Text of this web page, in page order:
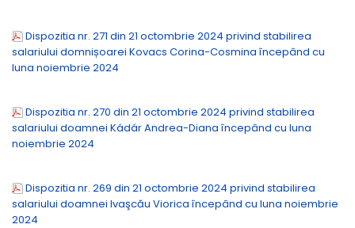
Dispozitia nr. 271 din 21 octombrie 2024 privind stabilirea
salariului domnișoarei Kovacs Corina-Cosmina începând cu
luna noiembrie 2024
Dispozitia nr. 270 din 21 octombrie 2024 privind stabilirea
salariului doamnei Kádár Andrea-Diana începând cu luna
noiembrie 2024
Dispozitia nr. 269 din 21 octombrie 2024 privind stabilirea
salariului doamnei Ivaşcău Viorica începând cu luna noiembrie
2024